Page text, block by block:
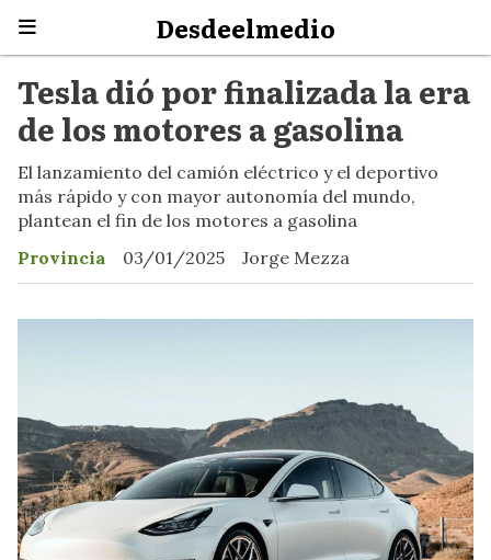
Desdeelmedio
Tesla dió por finalizada la era
de los motores a gasolina
El lanzamiento del camión eléctrico y el deportivo
más rápido y con mayor autonomía del mundo,
plantean el fin de los motores a gasolina
Provincia
03/01/2025 Jorge Mezza